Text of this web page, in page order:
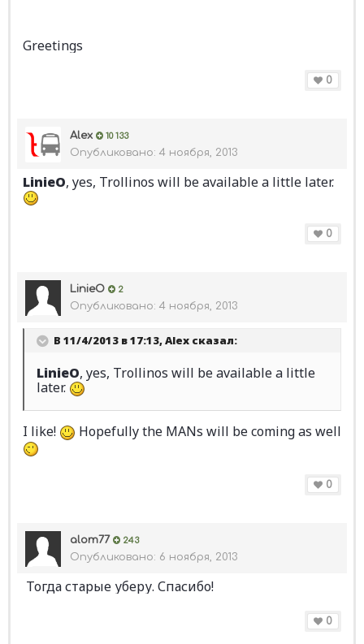
Greetings
0
Alex 10 133
Опубликовано: 4 ноября, 2013
LinieO, yes, Trollinos will be available a little later.
0
LinieO 2
Опубликовано: 4 ноября, 2013
В 11/4/2013 в 17:13, Alex сказал:
LinieO, yes, Trollinos will be available a little
later.
I like! Hopefully the MANs will be coming as well
0
alom77 243
Опубликовано: 6 ноября, 2013
Тогда старые уберу. Спасибо!
0